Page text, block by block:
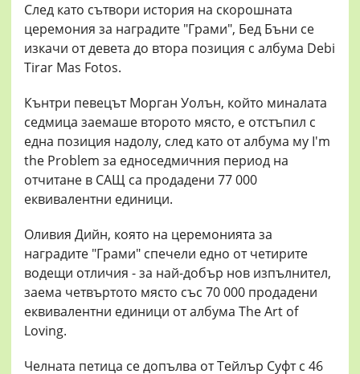
След като сътвори история на скорошната
церемония за наградите "Грами", Бед Бъни се
изкачи от девета до втора позиция с албума Debi
Tirar Mas Fotos.
Кънтри певецът Морган Уолън, който миналата
седмица заемаше второто място, е отстъпил с
една позиция надолу, след като от албума му I'm
the Problem за едноседмичния период на
отчитане в САЩ са продадени 77 000
еквивалентни единици.
Оливия Дийн, която на церемонията за
наградите "Грами" спечели едно от четирите
водещи отличия - за най-добър нов изпълнител,
заема четвъртото място със 70 000 продадени
еквивалентни единици от албума The Art of
Loving.
Челната петица се допълва от Тейлър Суфт с 46